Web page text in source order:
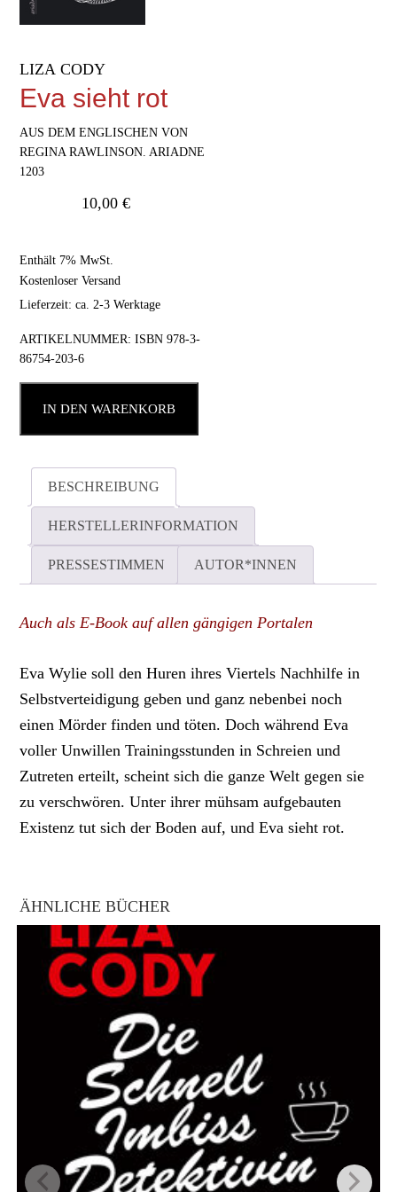
LIZA CODY
Eva sieht rot
AUS DEM ENGLISCHEN VON
REGINA RAWLINSON. ARIADNE
1203
10,00€
Enthält 7% MwSt.
Kostenloser Versand
Lieferzeit: ca. 2-3 Werktage
ARTIKELNUMMER:ISBN 978-3-
86754-203-6
IN DEN WARENKORB
BESCHREIBUNG
HERSTELLERINFORMATION
PRESSESTIMMEN AUTOR*INNEN
Auch als E-Book auf allen gängigen Portalen
Eva Wylie soll den Huren ihres Viertels Nachhilfe in
Selbstverteidigung geben und ganz nebenbei noch
einen Mörder finden und töten. Doch während Eva
voller Unwillen Trainingsstunden in Schreien und
Zutreten erteilt, scheint sich die ganze Welt gegen sie
zu verschwören. Unter ihrer mühsam aufgebauten
Existenz tut sich der Boden auf, und Eva sieht rot.
ÄHNLICHE BÜCHER